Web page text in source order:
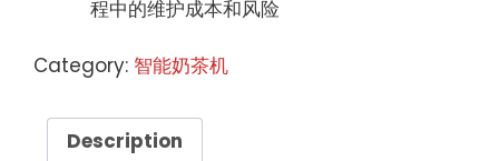
程中的维护成本和风险
Category: 智能奶茶机
Description